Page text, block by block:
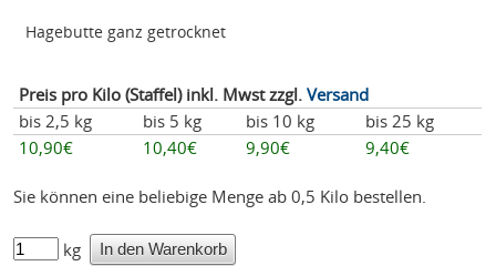
Hagebutte ganz getrocknet
Preis pro Kilo (Staffel) inkl. Mwst zzgl. Versand
bis 2,5 kg
bis 5 kg bis 10 kg
bis 25 kg
10,90€
10,40€ 9,90€ 9,40€
Sie können eine beliebige Menge ab 0,5 Kilo bestellen.
kg